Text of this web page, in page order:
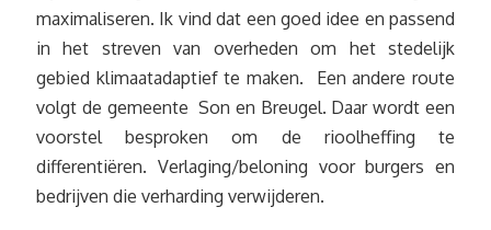
maximaliseren. Ik vind dat een goed idee en passend
in het streven van overheden om het stedelijk
gebied klimaatadaptief te maken. Een andere route
volgt de gemeente Son en Breugel. Daar wordt een
voorstel besproken om de rioolheffing te
differentiëren. Verlaging/beloning voor burgers en
bedrijven die verharding verwijderen.